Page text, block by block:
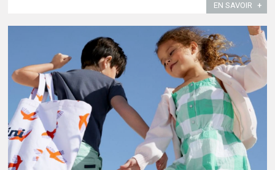
EN SAVOIR